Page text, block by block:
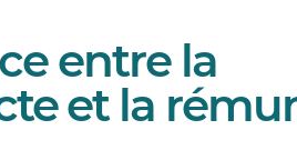
entre la
et la